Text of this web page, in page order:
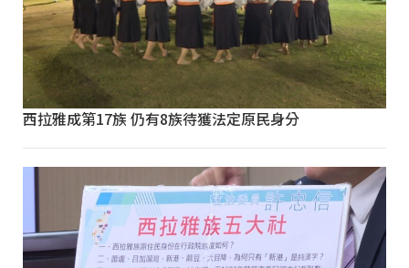
西拉雅成第17族 仍有8族待獲法定原民身分